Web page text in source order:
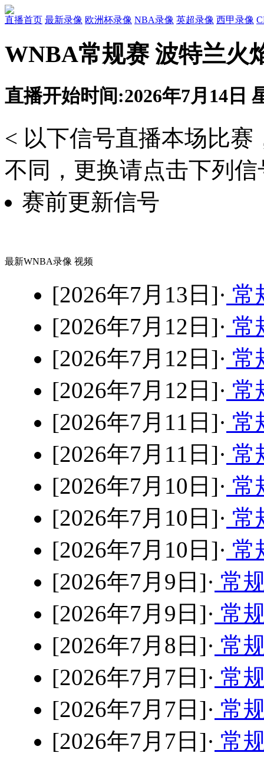
直播首页 最新录像 欧洲杯录像 NBA录像 英超录像 西甲录像
WNBA常规赛 波特兰火
直播开始时间:2026年7月14日
< 以下信号直播本场比
不同，更换请点击下列信
赛前更新信号
最新WNBA录像 视频
[2026年7月13日]· 常
[2026年7月12日]· 常
[2026年7月12日]· 常
[2026年7月12日]· 常
[2026年7月11日]· 常
[2026年7月11日]· 常
[2026年7月10日]· 常
[2026年7月10日]· 常
[2026年7月10日]· 常
[2026年7月9日]· 常
[2026年7月9日]· 常
[2026年7月8日]· 常
[2026年7月7日]· 常
[2026年7月7日]· 常
[2026年7月7日]· 常